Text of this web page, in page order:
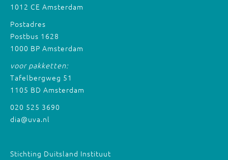
1012 CE Amsterdam
Postadres
Postbus 1628
1000 BP Amsterdam
voor pakketten:
Tafelbergweg 51
1105 BD Amsterdam
020 525 3690
dia@uva.nl
Stichting Duitsland Instituut